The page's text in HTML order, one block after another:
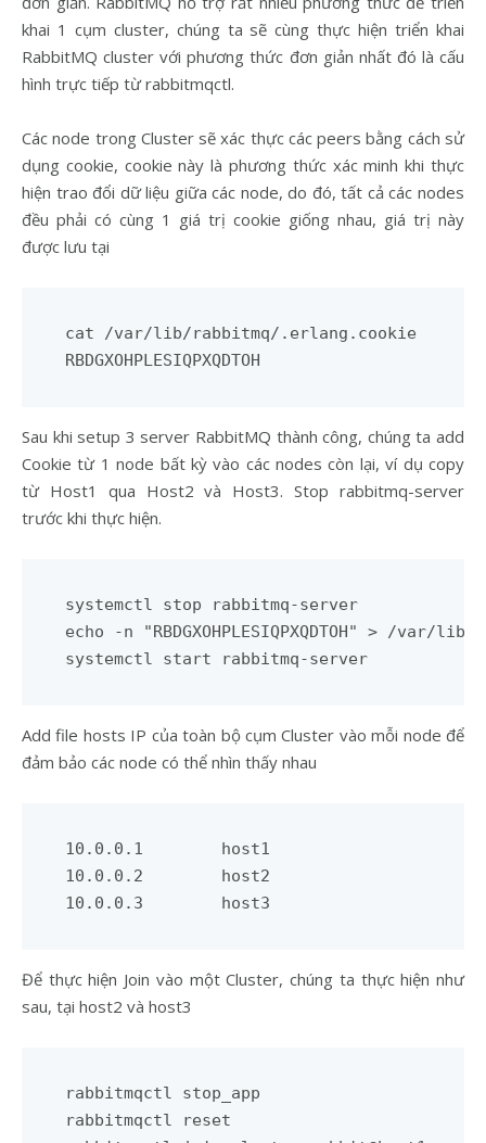
khai 1 cụm cluster, chúng ta sẽ cùng thực hiện triển khai
RabbitMQ cluster với phương thức đơn giản nhất đó là cấu
hình trực tiếp từ rabbitmqctl.
Các node trong Cluster sẽ xác thực các peers bằng cách sử
dụng cookie, cookie này là phương thức xác minh khi thực
hiện trao đổi dữ liệu giữa các node, do đó, tất cả các nodes
đều phải có cùng 1 giá trị cookie giống nhau, giá trị này
được lưu tại
cat /var/lib/rabbitmq/.erlang.cookie
Sau khi setup 3 server RabbitMQ thành công, chúng ta add
Cookie từ 1 node bất kỳ vào các nodes còn lại, ví dụ copy
từ Host1 qua Host2 và Host3. Stop rabbitmq-server
trước khi thực hiện.
systemctl stop rabbitmq-server
echo -n "RBDGXOHPLESIQPXQDTOH" > /var/
Add file hosts IP của toàn bộ cụm Cluster vào mỗi node để
đảm bảo các node có thể nhìn thấy nhau
10.0.0.1	host1
10.0.0.2	host2
Để thực hiện Join vào một Cluster, chúng ta thực hiện như
sau, tại host2 và host3
rabbitmqctl stop_app
rabbitmqctl reset